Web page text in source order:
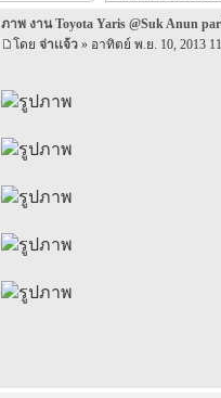
ภาพ งาน Toyota Yaris @Suk Anun
โดย จ่าเเจ้ว » อาทิตย์ พ.ย. 10, 2013